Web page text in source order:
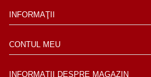
INFORMAŢII
CONTUL MEU
INFORMAȚII DESPRE MAGAZIN